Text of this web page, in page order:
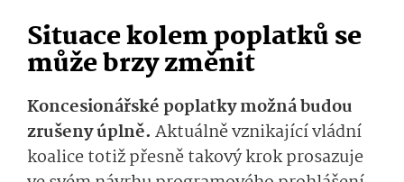
Situace kolem poplatků se
může brzy změnit
Koncesionářské poplatky možná budou
zrušeny úplně. Aktuálně vznikající vládní
koalice totiž přesně takový krok prosazuje